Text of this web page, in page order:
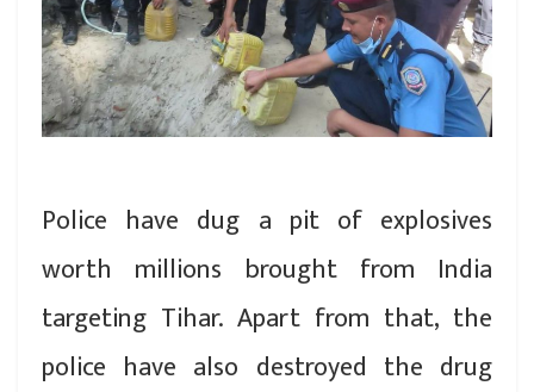
Police have dug a pit of explosives
worth millions brought from India
targeting Tihar. Apart from that, the
police have also destroyed the drug